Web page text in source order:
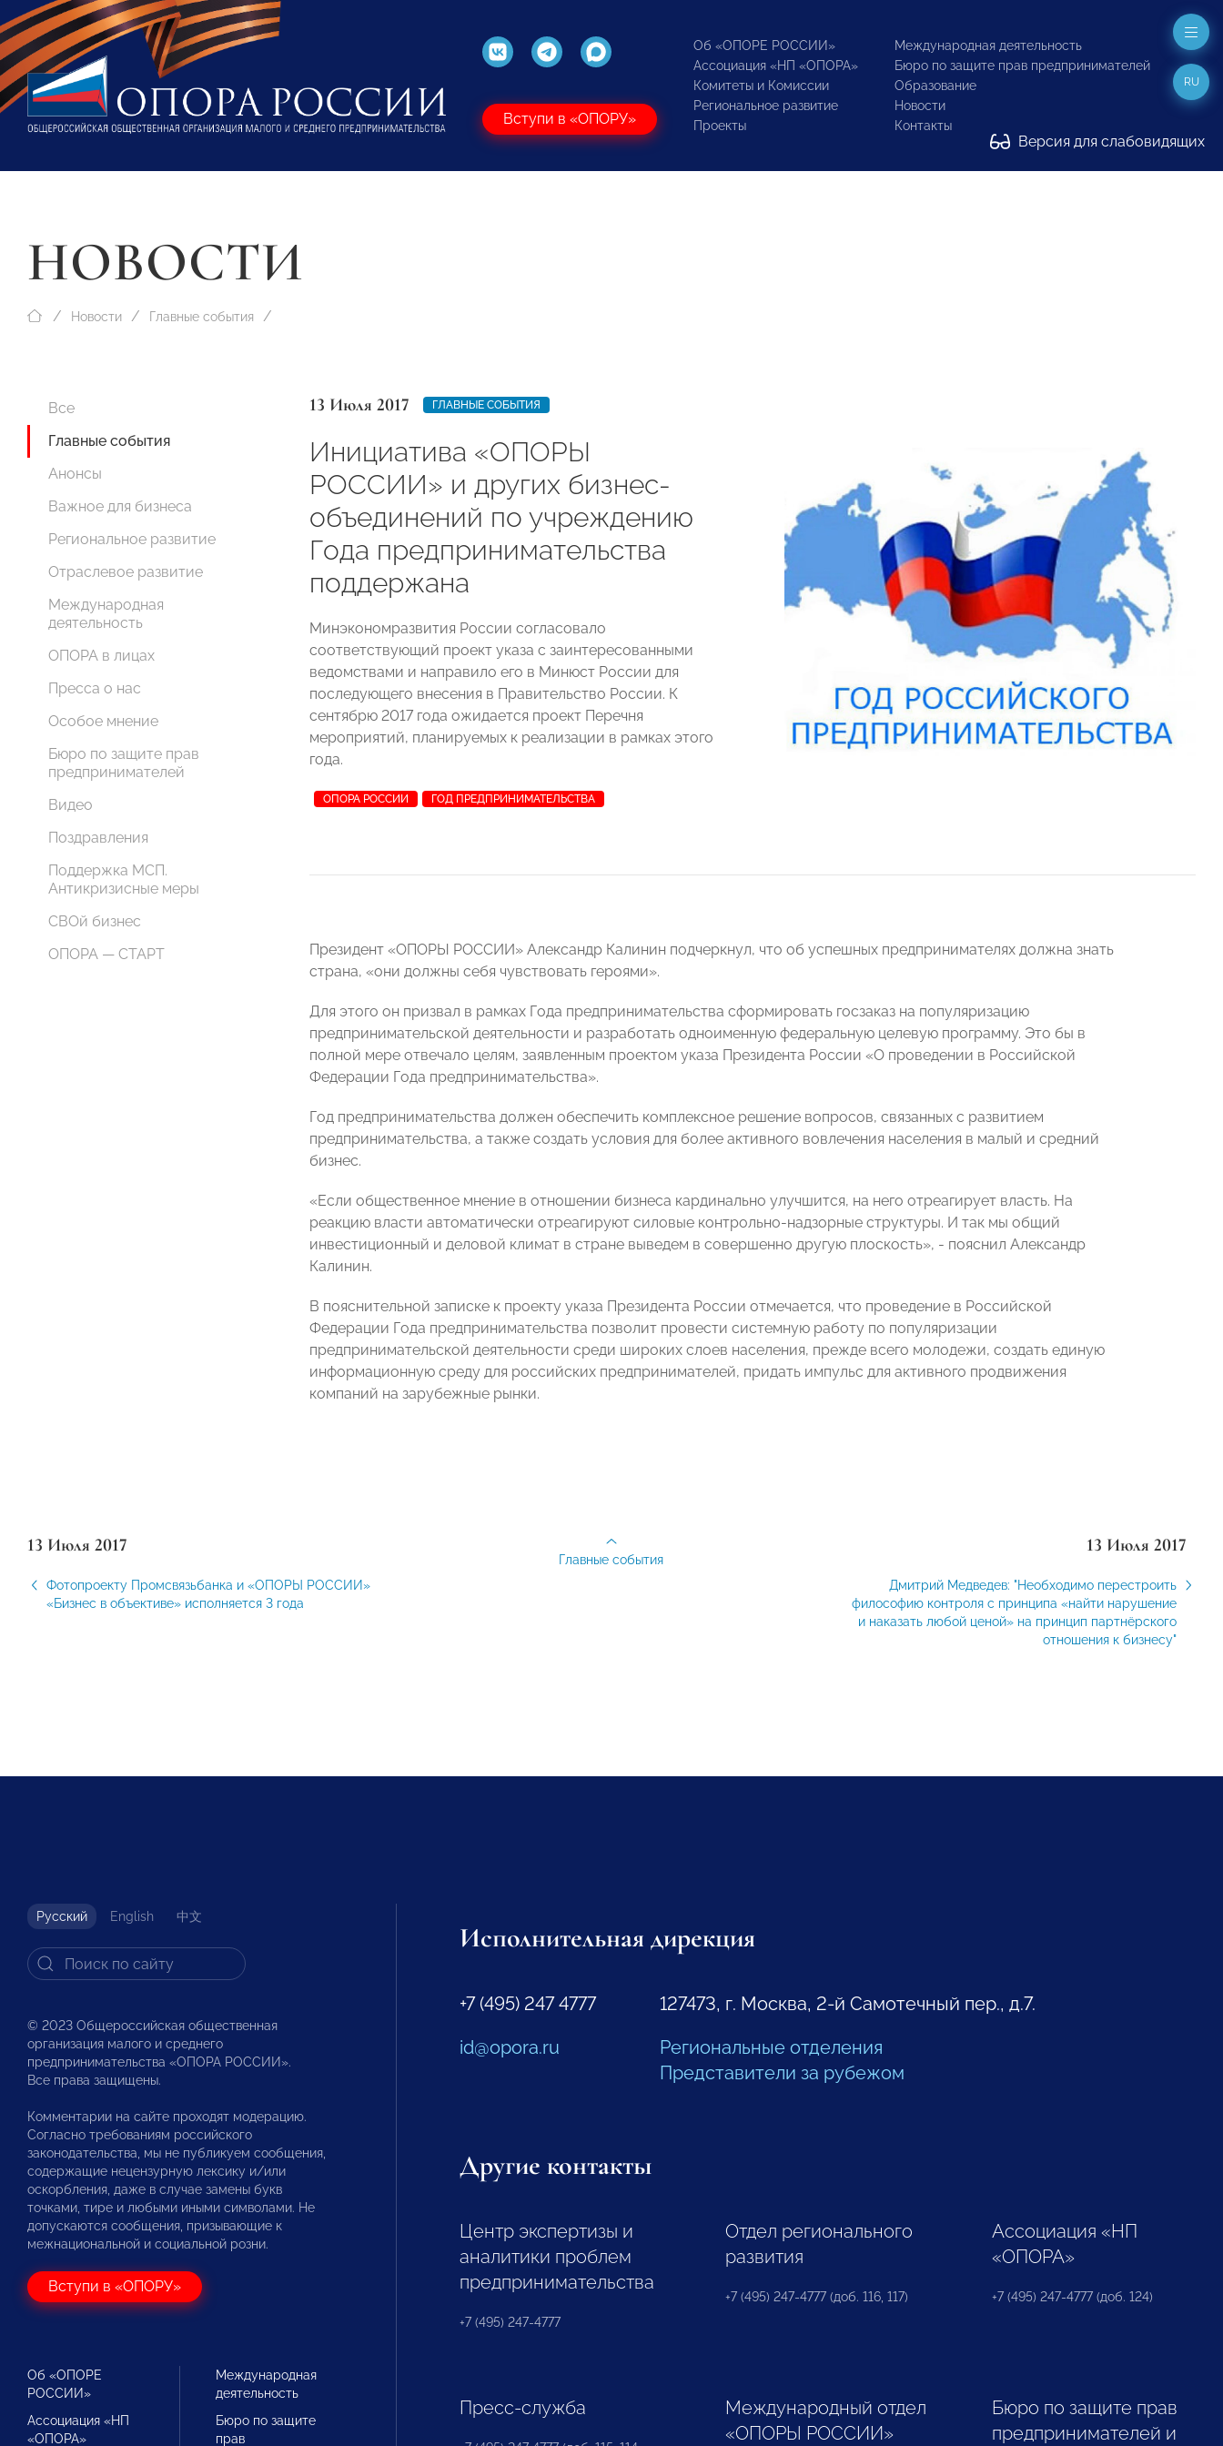
Вступи в «ОПОРУ»
Об «ОПОРЕ РОССИИ»
Ассоциация «НП «ОПОРА»
Комитеты и Комиссии
Региональное развитие
Проекты
Международная деятельность
Бюро по защите прав предпринимателей
Образование
Новости
Контакты
Версия для слабовидящих
RU
НОВОСТИ
Новости Главные события
Все
Главные события
Анонсы
Важное для бизнеса
Региональное развитие
Отраслевое развитие
Международная
деятельность
ОПОРА в лицах
Пресса о нас
Особое мнение
Бюро по защите прав
предпринимателей
Видео
Поздравления
Поддержка МСП.
Антикризисные меры
СВОй бизнес
ОПОРА — СТАРТ
13 Июля 2017 ГЛАВНЫЕ СОБЫТИЯ
Инициатива «ОПОРЫ
РОССИИ» и других бизнес-
объединений по учреждению
Года предпринимательства
поддержана
Минэкономразвития России согласовало
соответствующий проект указа с заинтересованными
ведомствами и направило его в Минюст России для
последующего внесения в Правительство России. К
сентябрю 2017 года ожидается проект Перечня
мероприятий, планируемых к реализации в рамках этого
года.
ОПОРА РОССИИ ГОД ПРЕДПРИНИМАТЕЛЬСТВА
Президент «ОПОРЫ РОССИИ» Александр Калинин подчеркнул, что об успешных предпринимателях должна знать
страна, «они должны себя чувствовать героями».
Для этого он призвал в рамках Года предпринимательства сформировать госзаказ на популяризацию
предпринимательской деятельности и разработать одноименную федеральную целевую программу. Это бы в
полной мере отвечало целям, заявленным проектом указа Президента России «О проведении в Российской
Федерации Года предпринимательства».
Год предпринимательства должен обеспечить комплексное решение вопросов, связанных с развитием
предпринимательства, а также создать условия для более активного вовлечения населения в малый и средний
бизнес.
«Если общественное мнение в отношении бизнеса кардинально улучшится, на него отреагирует власть. На
реакцию власти автоматически отреагируют силовые контрольно-надзорные структуры. И так мы общий
инвестиционный и деловой климат в стране выведем в совершенно другую плоскость», - пояснил Александр
Калинин.
В пояснительной записке к проекту указа Президента России отмечается, что проведение в Российской
Федерации Года предпринимательства позволит провести системную работу по популяризации
предпринимательской деятельности среди широких слоев населения, прежде всего молодежи, создать единую
информационную среду для российских предпринимателей, придать импульс для активного продвижения
компаний на зарубежные рынки.
13 Июля 2017
Фотопроекту Промсвязьбанка и «ОПОРЫ РОССИИ»
«Бизнес в объективе» исполняется 3 года
13 Июля 2017
Дмитрий Медведев: "Необходимо перестроить
философию контроля с принципа «найти нарушение
и наказать любой ценой» на принцип партнёрского
отношения к бизнесу"
Главные события
Русский English 中文
© 2023 Общероссийская общественная
организация малого и среднего
предпринимательства «ОПОРА РОССИИ».
Все права защищены.
Комментарии на сайте проходят модерацию.
Согласно требованиям российского
законодательства, мы не публикуем сообщения,
содержащие нецензурную лексику и/или
оскорбления, даже в случае замены букв
точками, тире и любыми иными символами. Не
допускаются сообщения, призывающие к
межнациональной и социальной розни.
Вступи в «ОПОРУ»
Об «ОПОРЕ
РОССИИ»
Ассоциация «НП
«ОПОРА»
Международная
деятельность
Бюро по защите
прав
Исполнительная дирекция
+7 (495) 247 4777
id@opora.ru
127473, г. Москва, 2-й Самотечный пер., д.7.
Региональные отделения
Представители за рубежом
Другие контакты
Центр экспертизы и
аналитики проблем
предпринимательства
+7 (495) 247-4777
Отдел регионального
развития
+7 (495) 247-4777 (доб. 116, 117)
Ассоциация «НП
«ОПОРА»
+7 (495) 247-4777 (доб. 124)
Пресс-служба
Международный отдел
«ОПОРЫ РОССИИ»
Бюро по защите прав
предпринимателей и